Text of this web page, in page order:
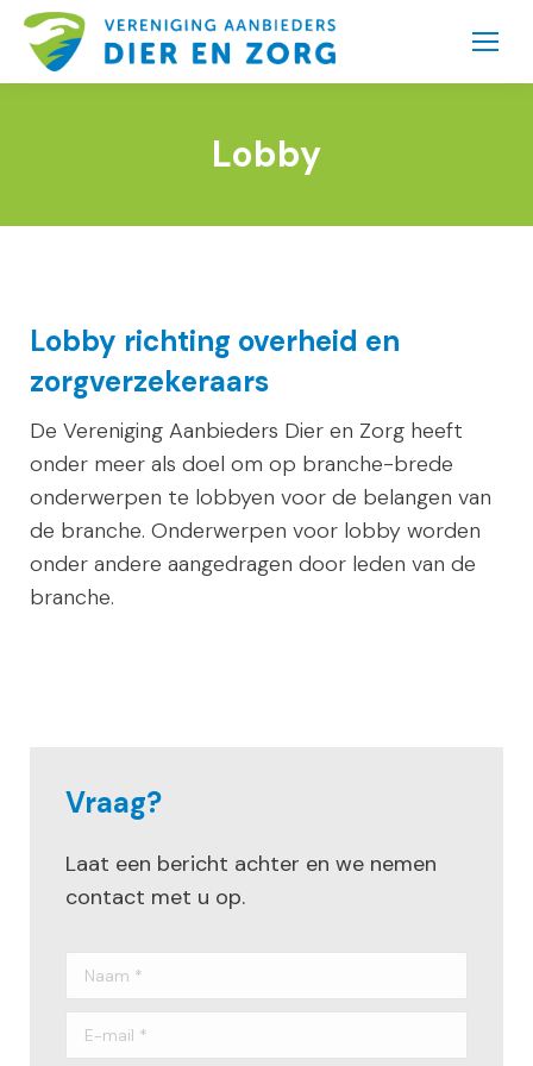
Lobby
Lobby richting overheid en
zorgverzekeraars
De Vereniging Aanbieders Dier en Zorg heeft
onder meer als doel om op branche-brede
onderwerpen te lobbyen voor de belangen van
de branche. Onderwerpen voor lobby worden
onder andere aangedragen door leden van de
branche.
Vraag?
Laat een bericht achter en we nemen
contact met u op.
Naam *
E-mail *